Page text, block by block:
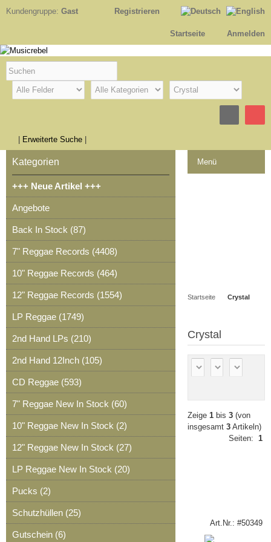
Kundengruppe: Gast Registrieren
Anmelden
Startseite
Erweiterte Suche
Menü
Startseite Crystal
Crystal
Zeige 1 bis 3 (von
insgesamt 3 Artikeln)
Seiten: 1
Art.Nr.: #50349
Kategorien
+++ Neue Artikel +++
Angebote
Back In Stock (87)
7" Reggae Records (4408)
10" Reggae Records (464)
12" Reggae Records (1554)
LP Reggae (1749)
2nd Hand LPs (210)
2nd Hand 12Inch (105)
CD Reggae (593)
7" Reggae New In Stock (60)
10" Reggae New In Stock (2)
12" Reggae New In Stock (27)
LP Reggae New In Stock (20)
Pucks (2)
Schutzhüllen (25)
Gutschein (6)